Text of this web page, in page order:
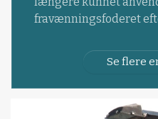
fravænningsfoderet
Se flere